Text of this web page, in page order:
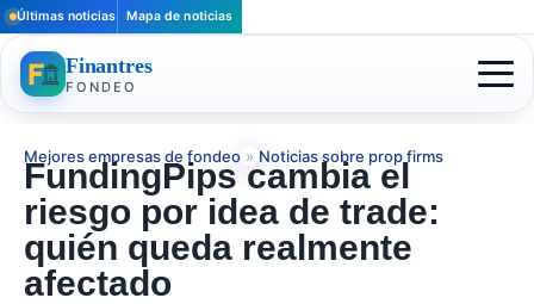
Últimas noticias Mapa de noticias
Finantres
FONDEO
Mejores empresas de fondeo » Noticias sobre prop firms
FundingPips cambia el
riesgo por idea de trade:
quién queda realmente
afectado